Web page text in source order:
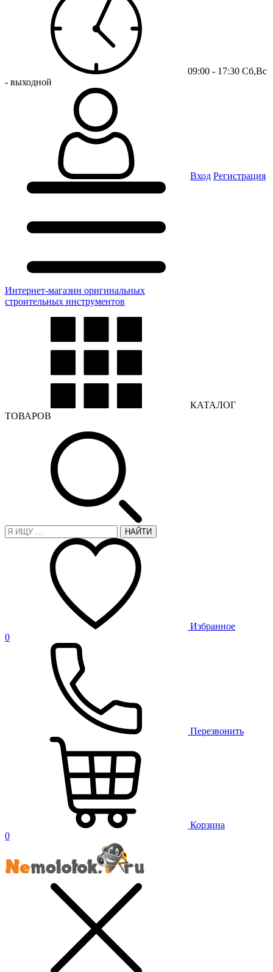
09:00 - 17:30 Сб,Вс
- выходной
Вход Регистрация
Интернет-магазин оригинальных
строительных инструментов
КАТАЛОГ
ТОВАРОВ
НАЙТИ
Избранное
0
Перезвонить
Корзина
0